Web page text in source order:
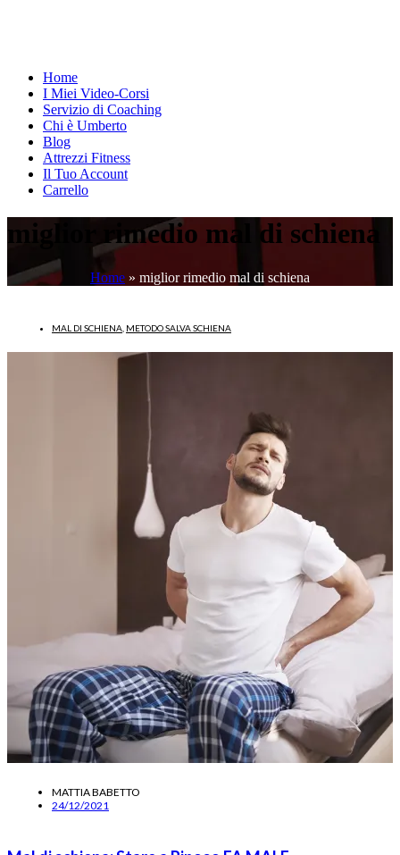
Home
I Miei Video-Corsi
Servizio di Coaching
Chi è Umberto
Blog
Attrezzi Fitness
Il Tuo Account
Carrello
miglior rimedio mal di schiena
Home » miglior rimedio mal di schiena
MAL DI SCHIENA METODO SALVA SCHIENA
MATTIA BABETTO
24/12/2021